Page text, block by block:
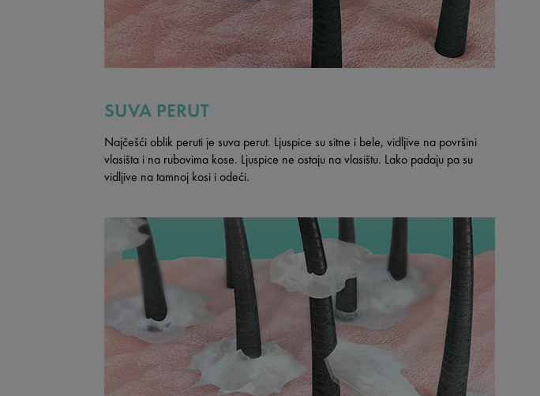
SUVA PERUT
Najčešći oblik peruti je suva perut. Ljuspice su sitne i bele, vidljive na površini
vlasišta i na rubovima kose. Ljuspice ne ostaju na vlasištu. Lako padaju pa su
vidljive na tamnoj kosi i odeći.